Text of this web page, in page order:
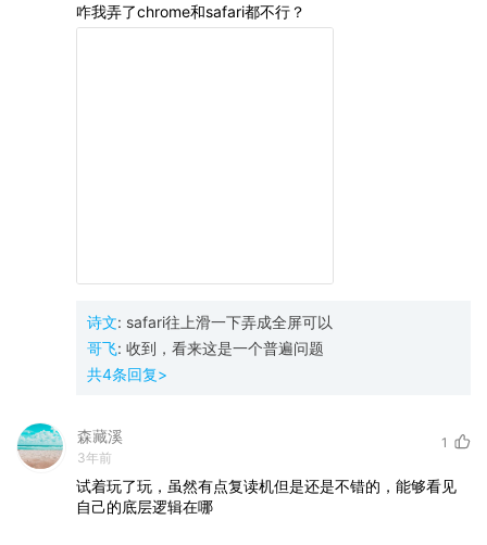
咋我弄了chrome和safari都不行？
诗文: safari往上滑一下弄成全屏可以
哥飞: 收到，看来这是一个普遍问题
共4条回复>
森藏溪
3年前
1
试着玩了玩，虽然有点复读机但是还是不错的，能够看见
自己的底层逻辑在哪